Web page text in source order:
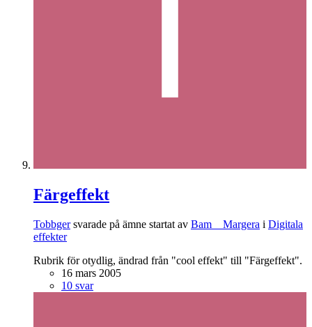
Färgeffekt
Tobbgersvarade på ämne startat av Bam__Margera i Digitala
effekter
Rubrik för otydlig, ändrad från "cool effekt" till "Färgeffekt".
16 mars 2005
10 svar